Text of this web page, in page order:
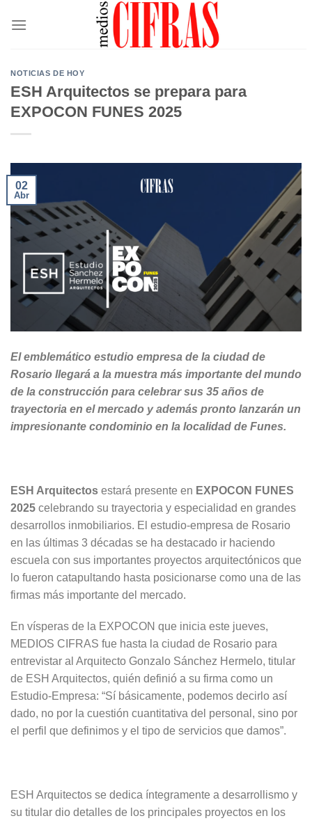
NOTICIAS DE HOY
ESH Arquitectos se prepara para
EXPOCON FUNES 2025
02
Abr
El emblemático estudio empresa de la ciudad de
Rosario llegará a la muestra más importante del mundo
de la construcción para celebrar sus 35 años de
trayectoria en el mercado y además pronto lanzarán un
impresionante condominio en la localidad de Funes.
ESH Arquitectos estará presente en EXPOCON FUNES
2025 celebrando su trayectoria y especialidad en grandes
desarrollos inmobiliarios. El estudio-empresa de Rosario
en las últimas 3 décadas se ha destacado ir haciendo
escuela con sus importantes proyectos arquitectónicos que
lo fueron catapultando hasta posicionarse como una de las
firmas más importante del mercado.
En vísperas de la EXPOCON que inicia este jueves,
MEDIOS CIFRAS fue hasta la ciudad de Rosario para
entrevistar al Arquitecto Gonzalo Sánchez Hermelo, titular
de ESH Arquitectos, quién definió a su firma como un
Estudio-Empresa: “Sí básicamente, podemos decirlo así
dado, no por la cuestión cuantitativa del personal, sino por
el perfil que definimos y el tipo de servicios que damos”.
ESH Arquitectos se dedica íntegramente a desarrollismo y
su titular dio detalles de los principales proyectos en los